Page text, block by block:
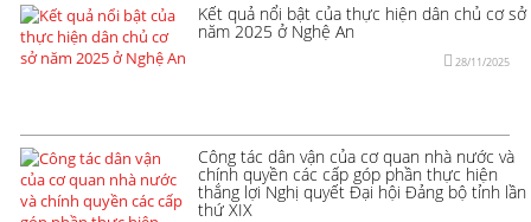
Kết quả nổi bật của thực hiện dân chủ cơ sở
năm 2025 ở Nghệ An
28/11/2025
Công tác dân vận của cơ quan nhà nước và
chính quyền các cấp góp phần thực hiện
thắng lợi Nghị quyết Đại hội Đảng bộ tỉnh lần
thứ XIX